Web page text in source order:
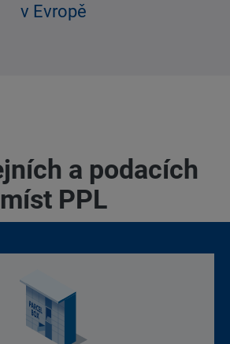
v Evropě
a podacích
míst PPL